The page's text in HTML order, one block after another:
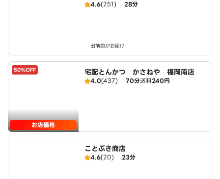
4.6(251) 28分
出前館がお届け
50%OFF
お店価格
宅配とんかつ かさねや 福岡南店
4.0(437) 70分送料240円
ことぶき商店
4.6(20) 23分